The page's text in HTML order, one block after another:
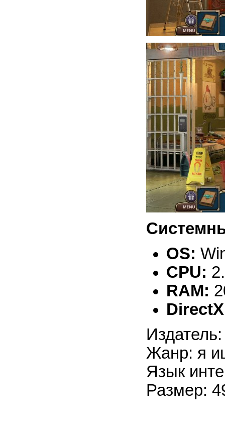
OS:
CPU:
RAM:
Жанр: я
Язык
Размер: